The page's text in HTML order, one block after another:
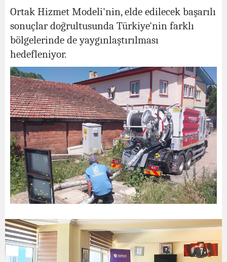
Ortak Hizmet Modeli'nin, elde edilecek başarılı
sonuçlar doğrultusunda Türkiye'nin farklı
bölgelerinde de yaygınlaştırılması
hedefleniyor.